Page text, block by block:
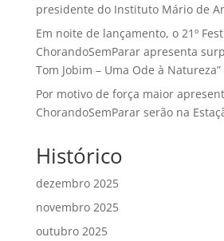
presidente do Instituto Mário de
Em noite de lançamento, o 21º
ChorandoSemParar apresenta
Tom Jobim – Uma Ode à Natureza”
Por motivo de força maior
ChorandoSemParar serão na
Histórico
dezembro 2025
novembro 2025
outubro 2025